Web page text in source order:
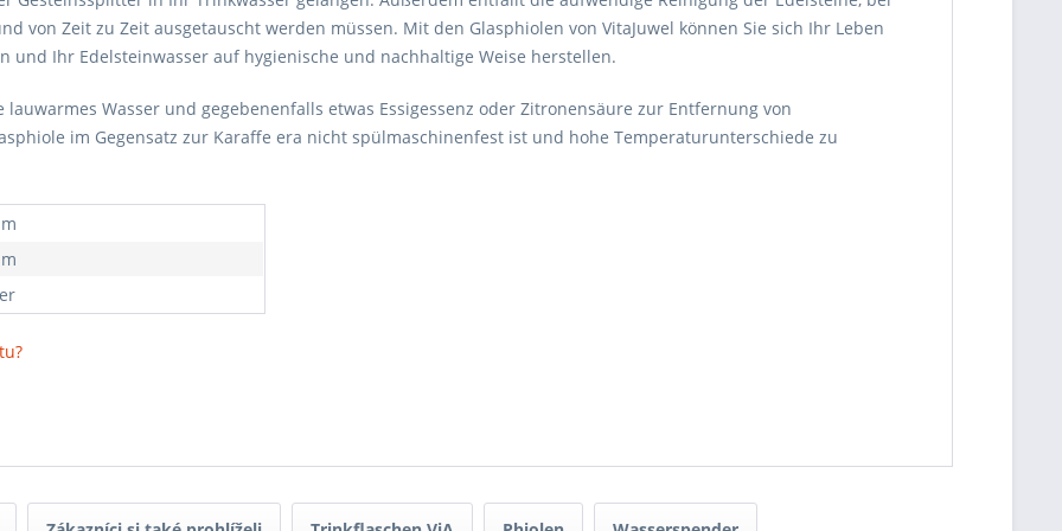
von Zeit zu Zeit ausgetauscht werden müssen. Mit den Glasphiolen von VitaJuwel können Sie sich Ihr Leben
und Ihr Edelsteinwasser auf hygienische und nachhaltige Weise herstellen.
Wasser und gegebenenfalls etwas Essigessenz oder Zitronensäure zur Entfernung von
im Gegensatz zur Karaffe era nicht spülmaschinenfest ist und hohe Temperaturunterschiede zu